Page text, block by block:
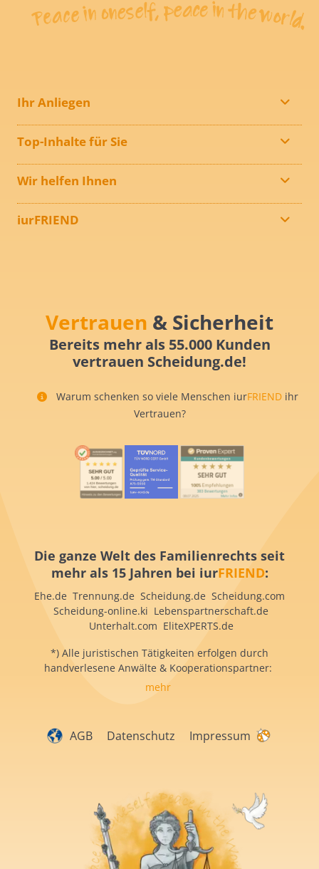
Ihr Anliegen
Top-Inhalte für Sie
Wir helfen Ihnen
iurFRIEND
Vertrauen & Sicherheit
Bereits mehr als 55.000 Kunden
vertrauen Scheidung.de!
Warum schenken so viele Menschen iurFRIEND ihr
Vertrauen?
Die ganze Welt des Familienrechts seit
mehr als 15 Jahren bei iurFRIEND:
Ehe.de Trennung.de Scheidung.de Scheidung.com
Scheidung-online.ki Lebenspartnerschaft.de
Unterhalt.com EliteXPERTS.de
*) Alle juristischen Tätigkeiten erfolgen durch
handverlesene Anwälte & Kooperationspartner:
mehr
AGB Datenschutz Impressum